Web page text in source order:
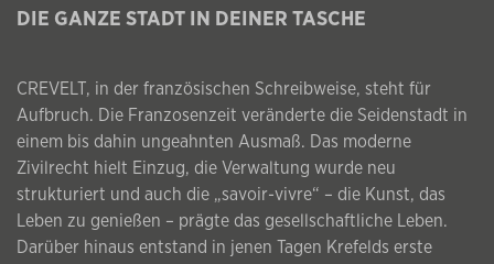
DIE GANZE STADT IN DEINER TASCHE
CREVELT, in der französischen Schreibweise, steht für
Aufbruch. Die Franzosenzeit veränderte die Seidenstadt in
einem bis dahin ungeahnten Ausmaß. Das moderne
Zivilrecht hielt Einzug, die Verwaltung wurde neu
strukturiert und auch die „savoir-vivre“ – die Kunst, das
Leben zu genießen – prägte das gesellschaftliche Leben.
Darüber hinaus entstand in jenen Tagen Krefelds erste